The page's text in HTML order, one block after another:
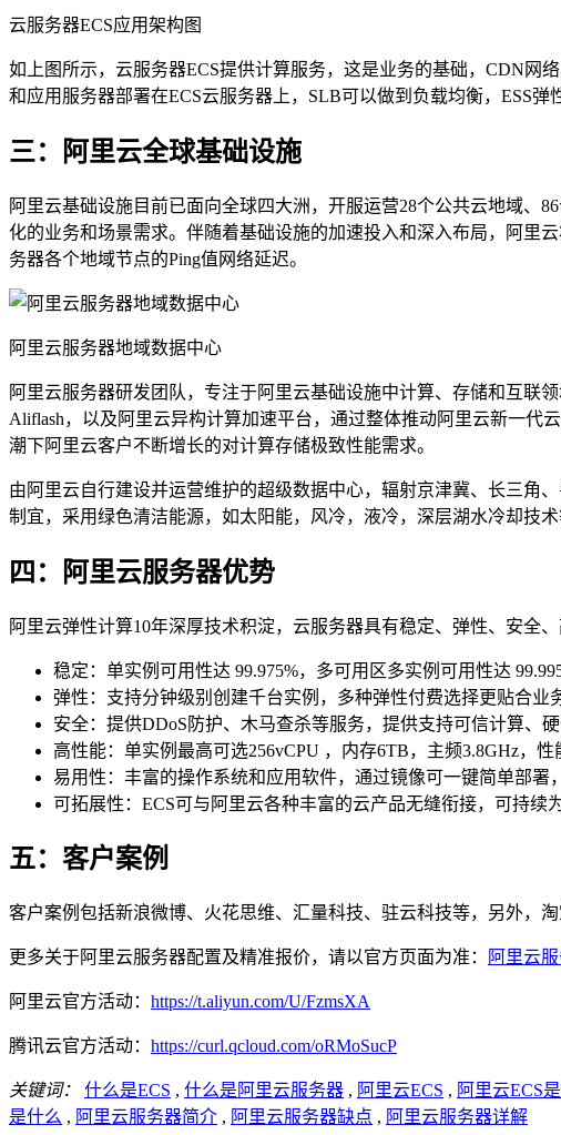
云服务器ECS应用架构图
如上图所示，云服务器ECS提供计算服务，这是业务的基础，CDN网
和应用服务器部署在ECS云服务器上，SLB可以做到负载均衡，ESS
三：阿里云全球基础设施
阿里云基础设施目前已面向全球四大洲，开服运营28个公共云地域、
化的业务和场景需求。伴随着基础设施的加速投入和深入布局，阿里
务器各个地域节点的Ping值网络延迟。
阿里云服务器地域数据中心
阿里云服务器研发团队，专注于阿里云基础设施中计算、存储和互联
Aliflash，以及阿里云异构计算加速平台，通过整体推动阿里云新一代
潮下阿里云客户不断增长的对计算存储极致性能需求。
由阿里云自行建设并运营维护的超级数据中心，辐射京津冀、长三角
制宜，采用绿色清洁能源，如太阳能，风冷，液冷，深层湖水冷却技
四：阿里云服务器优势
阿里云弹性计算10年深厚技术积淀，云服务器具有稳定、弹性、安全
稳定：单实例可用性达 99.975%，多可用区多实例可用性达
弹性：支持分钟级别创建千台实例，多种弹性付费选择更贴合
安全：提供DDoS防护、木马查杀等服务，提供支持可信计算、
高性能：单实例最高可选256vCPU ，内存6TB，主频3.8GHz，性
易用性：丰富的操作系统和应用软件，通过镜像可一键简单部署
可拓展性：ECS可与阿里云各种丰富的云产品无缝衔接，可持
五：客户案例
客户案例包括新浪微博、火花思维、汇量科技、驻云科技等，另外，
更多关于阿里云服务器配置及精准报价，请以官方页面为准： 阿里云
阿里云官方活动： https://t.aliyun.com/U/FzmsXA
腾讯云官方活动： https://curl.qcloud.com/oRMoSucP
关键词： 什么是ECS , 什么是阿里云服务器 , 阿里云ECS , 阿里云ECS
是什么 , 阿里云服务器简介 , 阿里云服务器缺点 , 阿里云服务器详解